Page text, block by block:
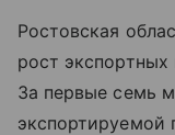
Ростовская
рост экспортных
За первые семь
экспортируемой